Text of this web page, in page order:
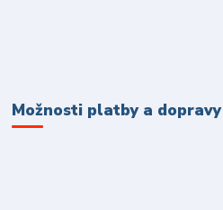
Možnosti platby a dopravy